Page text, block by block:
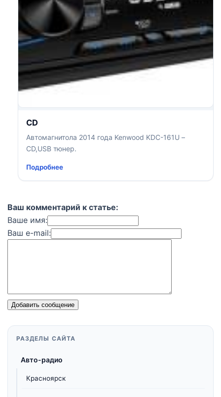
CD
Автомагнитола 2014 года Kenwood KDC-161U –
CD,USB тюнер.
Подробнее
Ваш комментарий к статье:
Ваше имя:
Ваш e-mail:
Добавить сообщение
РАЗДЕЛЫ САЙТА
Авто-радио
Красноярск